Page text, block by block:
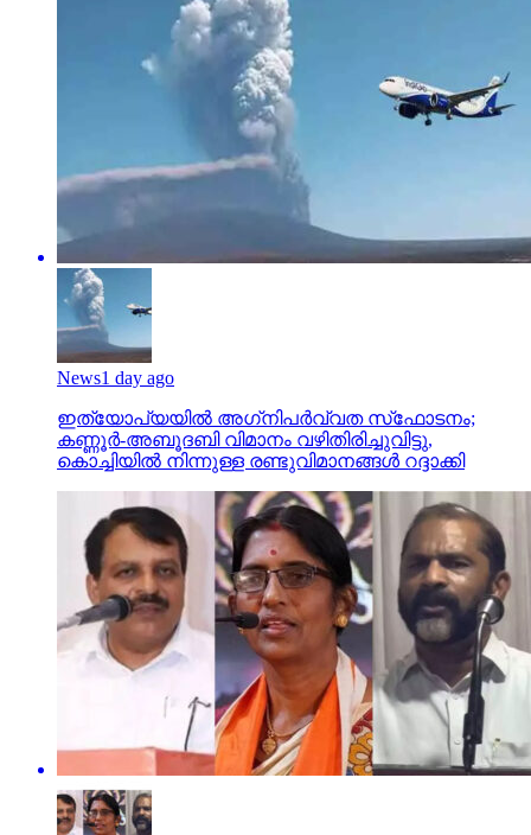
News1 day ago
ഇത്യോപ്യയില്‍ അഗ്‌നിപര്‍വ്വത സ്‌ഫോടനം;
കണ്ണൂർ-അബൂദബി വിമാനം വഴിതിരിച്ചുവിട്ടു,
കൊച്ചിയിൽ നിന്നുള്ള രണ്ടുവിമാനങ്ങൾ റദ്ദാക്കി